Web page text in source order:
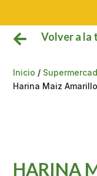
 Volver a la
Inicio /
Harina Maiz
HARINA